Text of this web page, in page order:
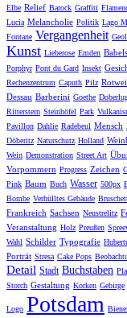
Elbe Relief Barock Graffiti
Lucia Melancholie Politik Lago
Fontane Vergangenheit
Kunst Lieberose Emden
Porphyr Pont du Gard Insekt
Rechenzentrum Caputh Pilz
Dessau Barberini Goethe
Ritterstern Steinhöfel Park
Pavillon Dahlie Radebeul Mensch
Döberitz Naturschutz Holland
Wein Demonstration Street Art
Vorpommern Progress Zeichen
Pink Baum Buch Wasser 500px
Bombe Verhülltes Gebäude
Frankreich Sachsen Neustrelitz
Veranstaltung Holz Preußen
Wahl Schilder Typografie
Porträt Stresa Cake Pops
Detail Stadt Buchstaben
Storch Gestaltung Korken Gebirge
Logo Potsdam